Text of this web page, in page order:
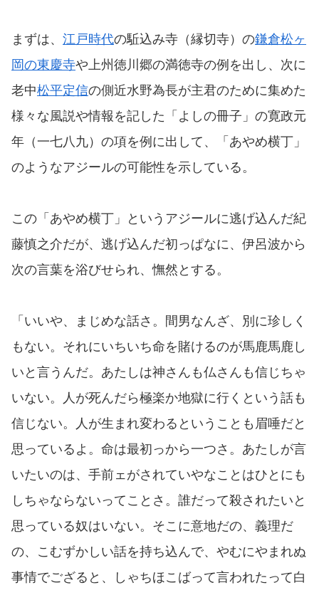
まずは、 江戸時代の駈込み寺（縁切寺）の鎌倉松ヶ
岡の東慶寺や上州徳川郷の満徳寺の例を出し、次に
老中松平定信の側近水野為長が主君のために集めた
様々な風説や情報を記した「よしの冊子」の寛政元
年（一七八九）の項を例に出して、「あやめ横丁」
のようなアジールの可能性を示している。
この「あやめ横丁」というアジールに逃げ込んだ紀
藤慎之介だが、逃げ込んだ初っぱなに、伊呂波から
次の言葉を浴びせられ、憮然とする。
「いいや、まじめな話さ。間男なんざ、別に珍しく
もない。それにいちいち命を賭けるのが馬鹿馬鹿し
いと言うんだ。あたしは神さんも仏さんも信じちゃ
いない。人が死んだら極楽か地獄に行くという話も
信じない。人が生まれ変わるということも眉唾だと
思っているよ。命は最初っから一つさ。あたしが言
いたいのは、手前ェがされていやなことはひとにも
しちゃならないってことさ。誰だって殺されたいと
思っている奴はいない。そこに意地だの、義理だ
の、こむずかしい話を持ち込んで、やむにやまれぬ
事情でござると、しゃちほこばって言われたって白